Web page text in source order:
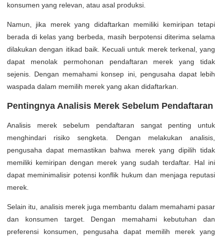
konsumen yang relevan, atau asal produksi.
Namun, jika merek yang didaftarkan memiliki kemiripan tetapi
berada di kelas yang berbeda, masih berpotensi diterima selama
dilakukan dengan itikad baik. Kecuali untuk merek terkenal, yang
dapat menolak permohonan pendaftaran merek yang tidak
sejenis. Dengan memahami konsep ini, pengusaha dapat lebih
waspada dalam memilih merek yang akan didaftarkan.
Pentingnya Analisis Merek Sebelum Pendaftaran
Analisis merek sebelum pendaftaran sangat penting untuk
menghindari risiko sengketa. Dengan melakukan analisis,
pengusaha dapat memastikan bahwa merek yang dipilih tidak
memiliki kemiripan dengan merek yang sudah terdaftar. Hal ini
dapat meminimalisir potensi konflik hukum dan menjaga reputasi
merek.
Selain itu, analisis merek juga membantu dalam memahami pasar
dan konsumen target. Dengan memahami kebutuhan dan
preferensi konsumen, pengusaha dapat memilih merek yang